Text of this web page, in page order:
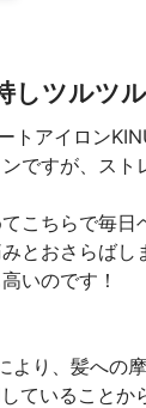
しツルツ
トアイロン
ですが、スト
こちらで毎日
とおさらばし
いのです！
より、髪への摩
ていることか